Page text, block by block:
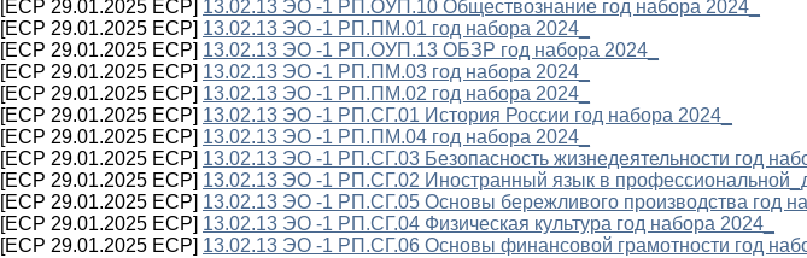
[ECP 29.01.2025 ECP] 13.02.13 ЭО -1 РП.ОУП.10 Обществознание год набора 2024_
[ECP 29.01.2025 ECP] 13.02.13 ЭО -1 РП.ПМ.01 год набора 2024_
[ECP 29.01.2025 ECP] 13.02.13 ЭО -1 РП.ОУП.13 ОБЗР год набора 2024_
[ECP 29.01.2025 ECP] 13.02.13 ЭО -1 РП.ПМ.03 год набора 2024_
[ECP 29.01.2025 ECP] 13.02.13 ЭО -1 РП.ПМ.02 год набора 2024_
[ECP 29.01.2025 ECP] 13.02.13 ЭО -1 РП.СГ.01 История России год набора 2024_
[ECP 29.01.2025 ECP] 13.02.13 ЭО -1 РП.ПМ.04 год набора 2024_
[ECP 29.01.2025 ECP] 13.02.13 ЭО -1 РП.СГ.03 Безопасность жизнедеятельности год
[ECP 29.01.2025 ECP] 13.02.13 ЭО -1 РП.СГ.02 Иностранный язык в
[ECP 29.01.2025 ECP] 13.02.13 ЭО -1 РП.СГ.05 Основы бережливого производства год
[ECP 29.01.2025 ECP] 13.02.13 ЭО -1 РП.СГ.04 Физическая культура год набора 2024_
[ECP 29.01.2025 ECP] 13.02.13 ЭО -1 РП.СГ.06 Основы финансовой грамотности год